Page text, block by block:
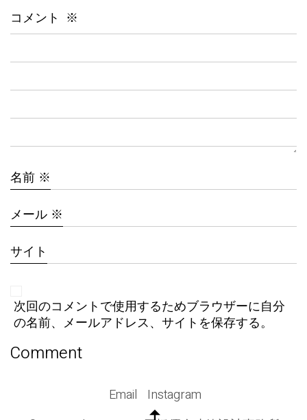
コメント ※
名前 ※
メール ※
サイト
次回のコメントで使用するためブラウザーに自分
の名前、メールアドレス、サイトを保存する。
Email
Instagram